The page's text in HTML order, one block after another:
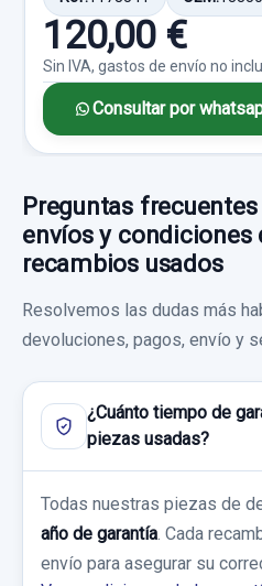
120,00 €
Sin IVA, gastos de envío no
Consultar por
Preguntas
envíos y condiciones
recambios usados
Resolvemos las dudas más
devoluciones, pagos, envío y
¿Cuánto tiempo de
piezas usadas?
Todas nuestras piezas de
año de garantía . Cada
envío para asegurar su